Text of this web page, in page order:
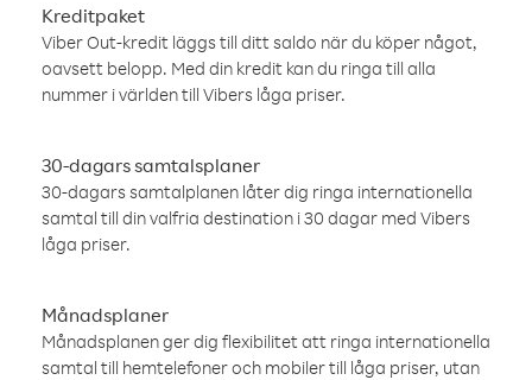
Kreditpaket
Viber Out-kredit läggs till ditt saldo när du köper något,
oavsett belopp. Med din kredit kan du ringa till alla
nummer i världen till Vibers låga priser.
30-dagars samtalsplaner
30-dagars samtalplanen låter dig ringa internationella
samtal till din valfria destination i 30 dagar med Vibers
låga priser.
Månadsplaner
Månadsplanen ger dig flexibilitet att ringa internationella
samtal till hemtelefoner och mobiler till låga priser, utan